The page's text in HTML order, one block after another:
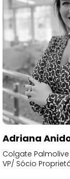
Adriana
Colgate
VP/ Sócio